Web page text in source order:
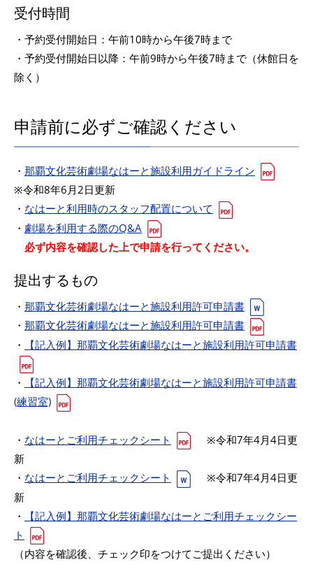
受付時間
・予約受付開始日：午前10時から午後7時まで
・予約受付開始日以降：午前9時から午後7時まで（休館日を
除く）
申請前に必ずご確認ください
・ 那覇文化芸術劇場なはーと施設利用ガイドライン
※令和8年6月2日更新
・ なはーと利用時のスタッフ配置について
・ 劇場を利用する際のQ&A
必ず内容を確認した上で申請を行ってください。
提出するもの
・ 那覇文化芸術劇場なはーと施設利用許可申請書
・ 那覇文化芸術劇場なはーと施設利用許可申請書
・
【記入例】那覇文化芸術劇場なはーと施設利用許可申請書
・
【記入例】那覇文化芸術劇場なはーと施設利用許可申請書
(練習室)
・ なはーとご利用チェックシート
※令和7年4月4日更
新
・ なはーとご利用チェックシート
※令和7年4月4日更
新
・
【記入例】那覇文化芸術劇場なはーとご利用チェックシー
ト
（内容を確認後、チェック印をつけてご提出ください）